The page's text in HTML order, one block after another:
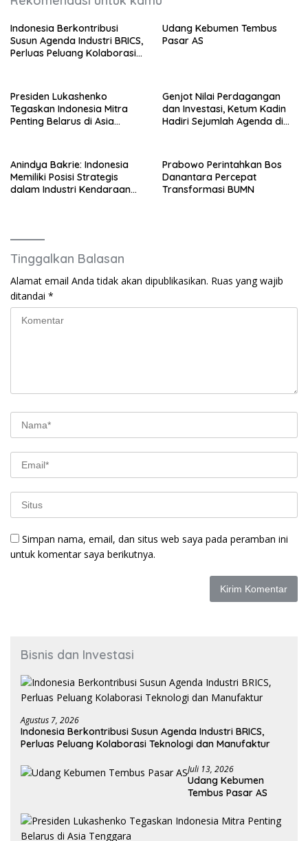
Indonesia Berkontribusi
Susun Agenda Industri BRICS,
Perluas Peluang Kolaborasi
Udang Kebumen Tembus
Pasar AS
Presiden Lukashenko
Tegaskan Indonesia Mitra
Penting Belarus di Asia
Genjot Nilai Perdagangan
dan Investasi, Ketum Kadin
Hadiri Sejumlah Agenda di
Anindya Bakrie: Indonesia
Memiliki Posisi Strategis
dalam Industri Kendaraan
Prabowo Perintahkan Bos
Danantara Percepat
Transformasi BUMN
Tinggalkan Balasan
Alamat email Anda tidak akan dipublikasikan. Ruas yang wajib
ditandai *
Simpan nama, email, dan situs web saya pada peramban ini
untuk komentar saya berikutnya.
Bisnis dan Investasi
Agustus 7, 2026
Indonesia Berkontribusi Susun Agenda Industri BRICS,
Perluas Peluang Kolaborasi Teknologi dan Manufaktur
Juli 13, 2026
Udang Kebumen
Tembus Pasar AS